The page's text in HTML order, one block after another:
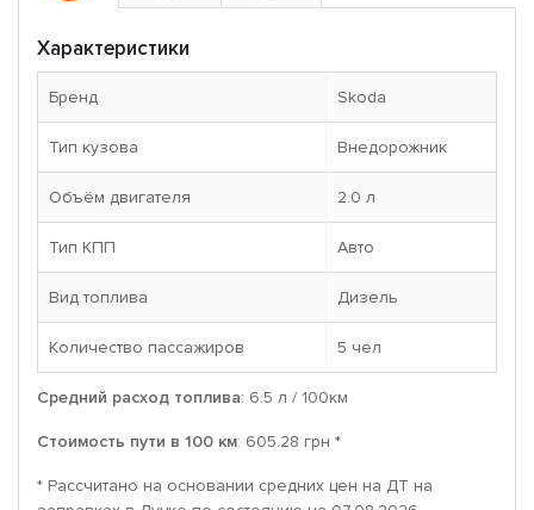
Характеристики
Бренд Skoda
Тип кузова Внедорожник
Объём двигателя 2.0 л
Тип КПП Авто
Вид топлива Дизель
Количество пассажиров 5 чел
Средний расход топлива: 6.5 л / 100км
Стоимость пути в 100 км: 605.28 грн *
* Рассчитано на основании средних цен на ДТ на